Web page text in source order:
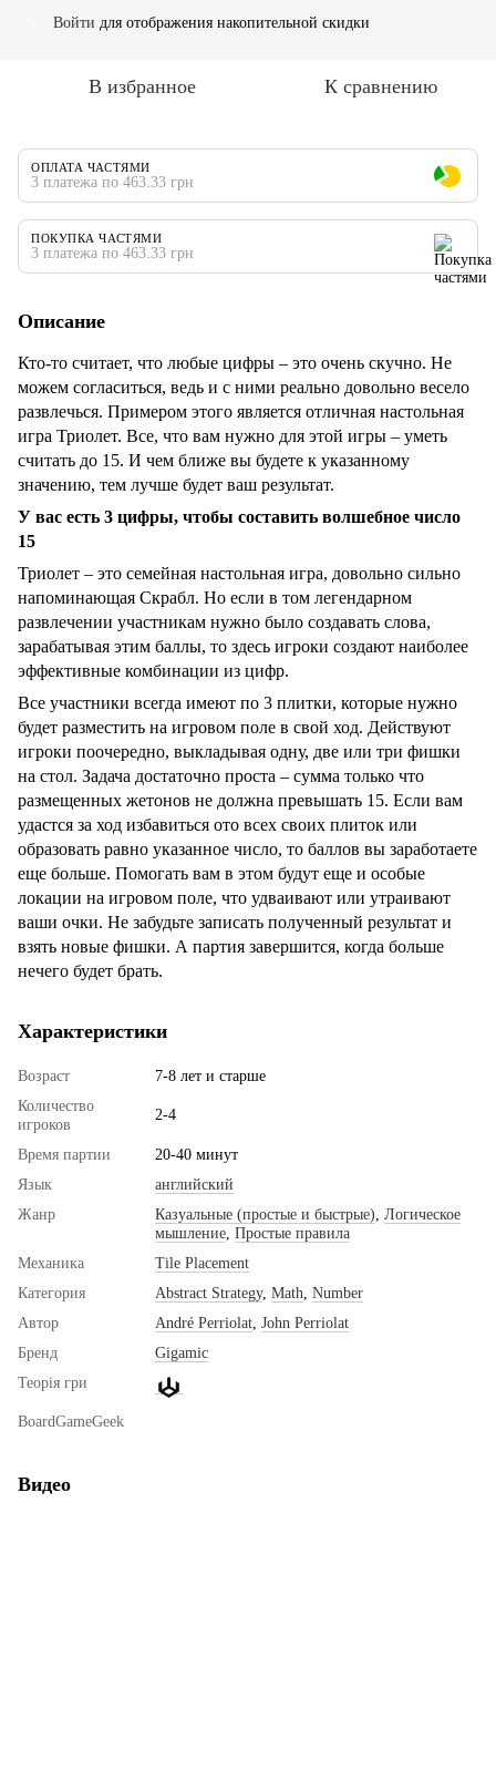
Войти для отображения накопительной скидки
В избранное К сравнению
ОПЛАТА ЧАСТЯМИ
3 платежа по 463.33 грн
ПОКУПКА ЧАСТЯМИ
3 платежа по 463.33 грн
Описание
Кто-то считает, что любые цифры – это очень скучно. Не
можем согласиться, ведь и с ними реально довольно весело
развлечься. Примером этого является отличная настольная
игра Триолет. Все, что вам нужно для этой игры – уметь
считать до 15. И чем ближе вы будете к указанному
значению, тем лучше будет ваш результат.
У вас есть 3 цифры, чтобы составить волшебное число
15
Триолет – это семейная настольная игра, довольно сильно
напоминающая Скрабл. Но если в том легендарном
развлечении участникам нужно было создавать слова,
зарабатывая этим баллы, то здесь игроки создают наиболее
эффективные комбинации из цифр.
Все участники всегда имеют по 3 плитки, которые нужно
будет разместить на игровом поле в свой ход. Действуют
игроки поочередно, выкладывая одну, две или три фишки
на стол. Задача достаточно проста – сумма только что
размещенных жетонов не должна превышать 15. Если вам
удастся за ход избавиться ото всех своих плиток или
образовать равно указанное число, то баллов вы заработаете
еще больше. Помогать вам в этом будут еще и особые
локации на игровом поле, что удваивают или утраивают
ваши очки. Не забудьте записать полученный результат и
взять новые фишки. А партия завершится, когда больше
нечего будет брать.
Характеристики
Возраст
7-8 лет и старше
Количество
игроков
2-4
Время партии
20-40 минут
Язык
английский
Жанр
Казуальные (простые и быстрые) Логическое
мышление Простые правила
Механика
Tile Placement
Категория
Abstract Strategy, Math Number
Автор
André Perriolat John Perriolat
Бренд
Gigamic
Теорія гри
BoardGameGeek
Видео